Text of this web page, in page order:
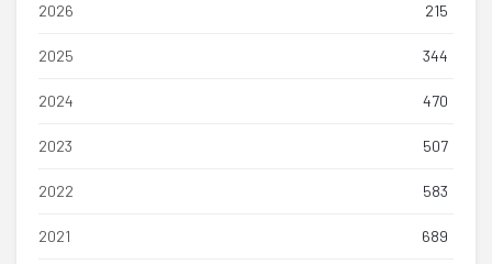
2026 215
2025 344
2024 470
2023 507
2022 583
2021 689